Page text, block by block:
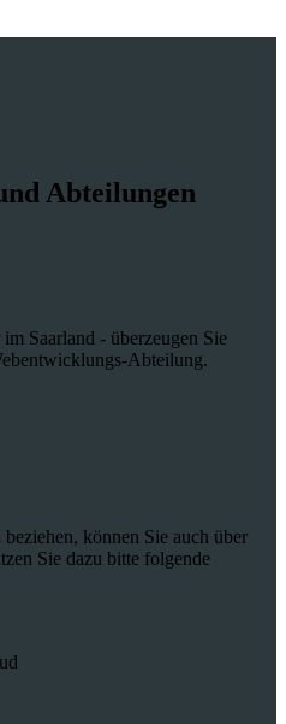
Abteilungen
Saarland - überzeugen Sie
Abteilung.
können Sie auch über
Sie dazu bitte folgende